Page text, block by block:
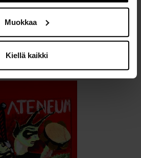
Muokkaa
Kiellä kaikki
BOUGHT
ALSO